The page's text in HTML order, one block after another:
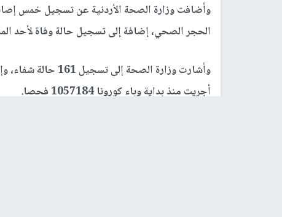
وأضافت وزارة الصحة الأردنية عن تسجيل خمس
الحجر الصحي، إضافة إلى تسجيل حالة وفاة لأحد
أجريت منذ بداية وباء كورونا 1057184 فحصا.